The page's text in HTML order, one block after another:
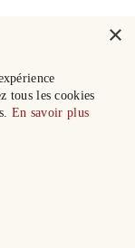
×
tous les cookies
En savoir plus